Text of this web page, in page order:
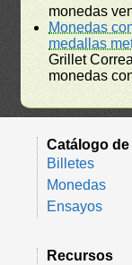
monedas
Monedas
medallas
Grillet
monedas
Catálogo
Billetes
Monedas
Ensayos
Recursos